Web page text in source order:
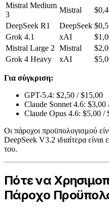
Mistral Medium
3
Mistral
DeepSeek R1
DeepSeek
Grok 4.1
xAI
Mistral Large 2 Mistral
Grok 4 Heavy
xAI
Για σύγκριση:
GPT-5.4: $2,50 / $15,00
Claude Sonnet 4.6: $3,00
Claude Opus 4.6: $5,00 /
Οι πάροχοι προϋπολογισμού
DeepSeek V3.2 ιδιαίτερα είναι
του.
Πότε να
Πάροχο